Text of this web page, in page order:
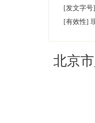
[发文字号]
[有效性]
北京